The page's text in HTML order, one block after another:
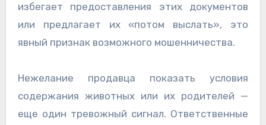
избегает предоставления этих документов
или предлагает их «потом выслать», это
явный признак возможного мошенничества.
Нежелание продавца показать условия
содержания животных или их родителей —
еще один тревожный сигнал. Ответственные